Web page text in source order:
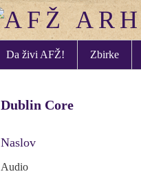
Da živi AFŽ! Zbirke
Dublin Core
Naslov
Audio